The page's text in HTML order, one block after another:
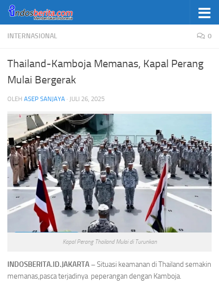
Skip to content
INTERNASIONAL 0
Thailand-Kamboja Memanas, Kapal Perang
Mulai Bergerak
OLEH ASEP SANJAYA · JULI 26, 2025
Kapal Perang Thailand Mulai di Turunkan
INDOSBERITA.ID.JAKARTA –Situasi keamanan di Thailand semakin
memanas,pasca terjadinya peperangan dengan Kamboja.